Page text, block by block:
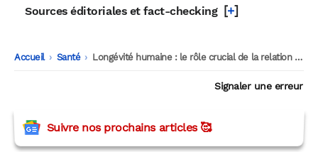
Sources éditoriales et fact-checking [+]
Accueil -
Santé -
Longévité humaine : le rôle crucial de la relation mère-enfant
Signaler une erreur
Suivre nos prochains articles 🥰